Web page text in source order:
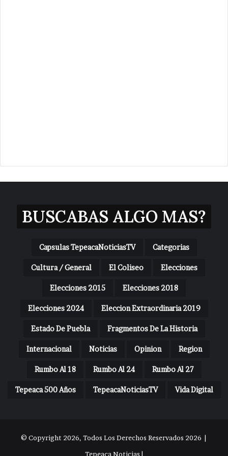
BUSCABAS ALGO MAS?
Capsulas TepeacaNoticiasTV Categorias
Cultura / General El Coliseo Elecciones
Elecciones 2015 Elecciones 2018
Elecciones 2024 Eleccion Extraordinaria 2019
Estado De Puebla Fragmentos De La Historia
Internacional Noticias Opinion Region
Rumbo Al 18 Rumbo Al 24 Rumbo Al 27
Tepeaca 500 Años TepeacaNoticiasTV Vida Digital
© Copyright 2026, Todos Los Derechos Reservados 2026 |
Tepeaca Noticias |